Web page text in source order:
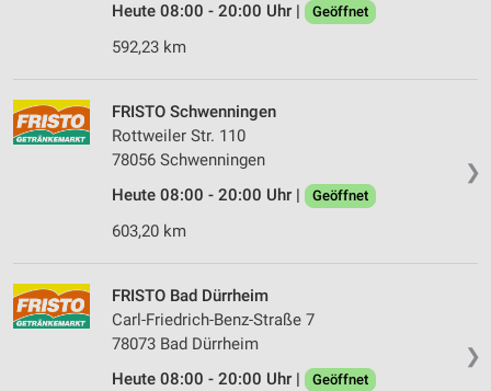
Heute 08:00 - 20:00 Uhr |
Geöffnet
592,23 km
❯
FRISTO Schwenningen
Rottweiler Str. 110
78056 Schwenningen
Heute 08:00 - 20:00 Uhr |
Geöffnet
603,20 km
❯
FRISTO Bad Dürrheim
Carl-Friedrich-Benz-Straße 7
78073 Bad Dürrheim
Heute 08:00 - 20:00 Uhr |
Geöffnet